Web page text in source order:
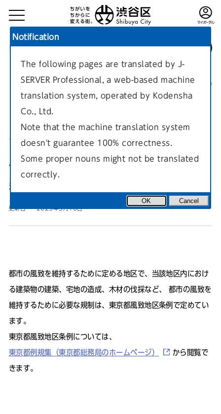
都市計画（地域・地区・都市施設）
現在のページ
風致地区
渋谷区内で定められている風致地区の案内ページです。
更新日 2023年3月16日
都市の風致を維持するために定める地区で、当該地区内におけ
る建築物の建築、宅地の造成、木材の伐採など、 都市の風致を
維持するために必要な規制は、東京都風致地区条例で定めてい
ます。
東京都風致地区条例については、
東京都例規集（東京都総務局のホームページ）
から閲覧で
きます。
Notification
The following pages are translated by J-
SERVER Professional, a web-based machine
translation system, operated by Kodensha
Co., Ltd.
Note that the machine translation system
doesn't guarantee 100% correctness.
Some proper nouns might not be translated
correctly.
OK Cancel